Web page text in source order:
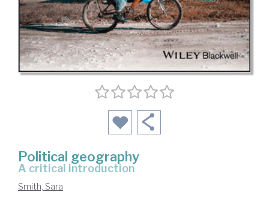
Political geography
a critical introduction
Smith, Sara